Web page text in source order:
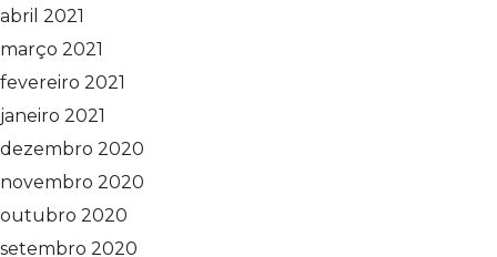
abril 2021
março 2021
fevereiro 2021
janeiro 2021
dezembro 2020
novembro 2020
outubro 2020
setembro 2020